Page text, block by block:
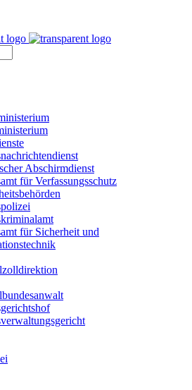
Abschirmdienst
für Verfassungsschutz
für Sicherheit und